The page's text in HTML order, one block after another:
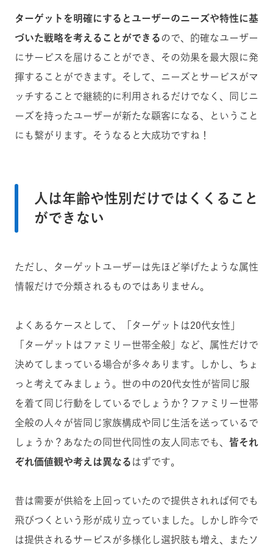
ターゲットを明確にするとユーザーのニーズや特性に基
づいた戦略を考えることができるので、的確なユーザー
にサービスを届けることができ、その効果を最大限に発
揮することができます。そして、ニーズとサービスがマ
ッチすることで継続的に利用されるだけでなく、同じニ
ーズを持ったユーザーが新たな顧客になる、ということ
にも繋がります。そうなると大成功ですね！
人は年齢や性別だけではくくること
ができない
ただし、ターゲットユーザーは先ほど挙げたような属性
情報だけで分類されるものではありません。
よくあるケースとして、「ターゲットは20代女性」
「ターゲットはファミリー世帯全般」など、属性だけで
決めてしまっている場合が多々あります。しかし、ちょ
っと考えてみましょう。世の中の20代女性が皆同じ服
を着て同じ行動をしているでしょうか？ファミリー世帯
全般の人々が皆同じ家族構成や同じ生活を送っているで
しょうか？あなたの同世代同性の友人同志でも、 皆それ
ぞれ価値観や考えは異なる はずです。
昔は需要が供給を上回っていたので提供されれば何でも
飛びつくという形が成り立っていました。しかし昨今で
は提供されるサービスが多様化し選択肢も増え、またソ